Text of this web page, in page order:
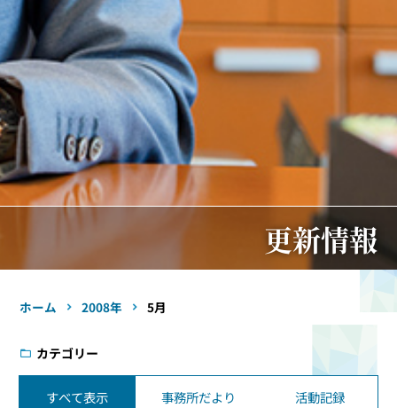
更新情報
ホーム 2008年 5月
カテゴリー
すべて表示 事務所だより 活動記録